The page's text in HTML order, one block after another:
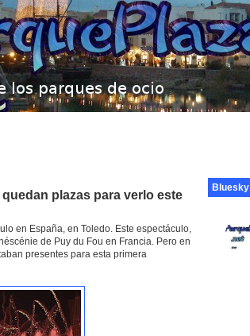
plazas para verlo este
en España, en Toledo. Este espectáculo,
de Puy du Fou en Francia. Pero en
presentes para esta primera
Bluesky